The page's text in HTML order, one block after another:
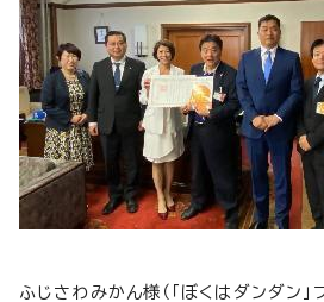
ふじさわみかん様（「ぼくはダンダン」